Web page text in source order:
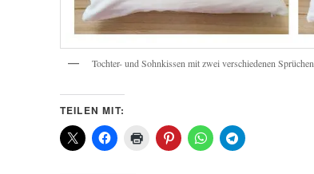
Tochter- und Sohnkissen mit zwei verschiedenen Sprüchen
TEILEN MIT: